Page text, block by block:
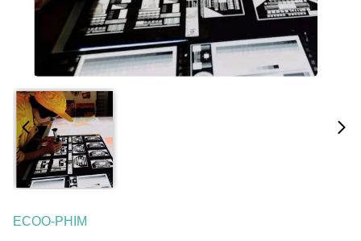
ECOO-PHIM